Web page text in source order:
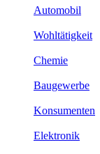
Automobil
Wohltätigkeit
Chemie
Baugewerbe
Konsumenten
Elektronik